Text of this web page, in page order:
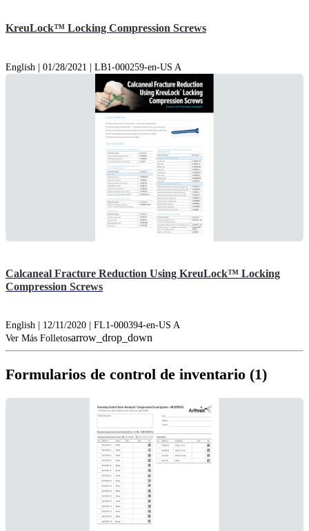
KreuLock™ Locking Compression Screws
English | 01/28/2021 | LB1-000259-en-US A
Calcaneal Fracture Reduction Using KreuLock™ Locking
Compression Screws
English | 12/11/2020 | FL1-000394-en-US A
Ver Más Folletosarrow_drop_down
Formularios de control de inventario (1)